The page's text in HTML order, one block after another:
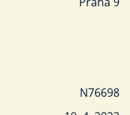
N76698